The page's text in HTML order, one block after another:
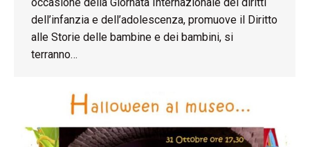
occasione della Giornata Internazionale dei diritti
dell’infanzia e dell’adolescenza, promuove il Diritto
alle Storie delle bambine e dei bambini, si
terranno…